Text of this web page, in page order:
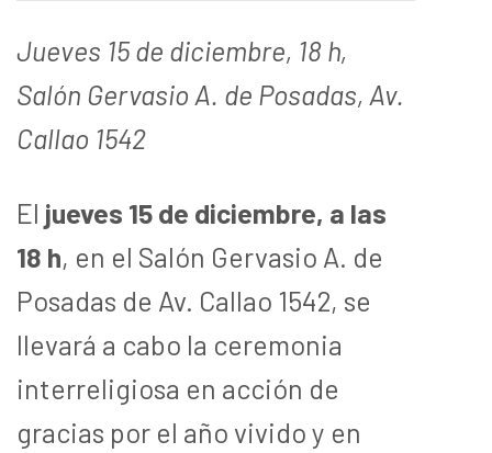
Jueves 15 de diciembre, 18 h,
Salón Gervasio A. de Posadas, Av.
Callao 1542
El jueves 15 de diciembre, a las
18 h, en el Salón Gervasio A. de
Posadas de Av. Callao 1542, se
llevará a cabo la ceremonia
interreligiosa en acción de
gracias por el año vivido y en